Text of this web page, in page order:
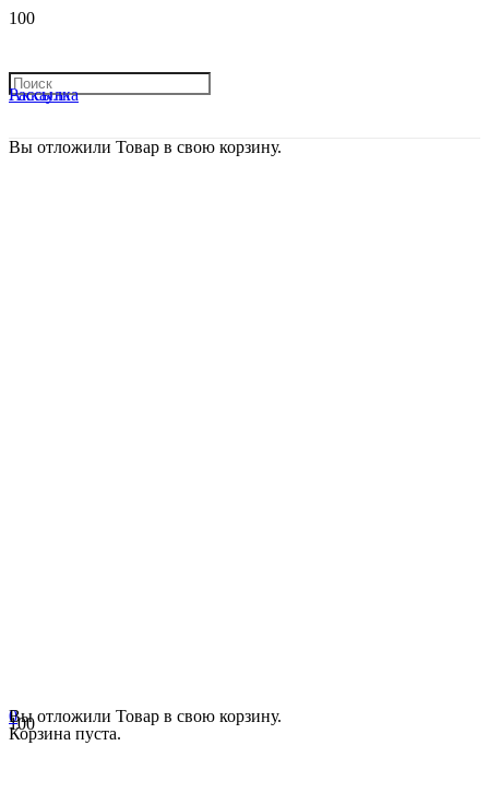
Рассылка
Аккаунт
Вы отложили Товар в свою корзину.
0
Вы отложили Товар в свою корзину.
Корзина пуста.